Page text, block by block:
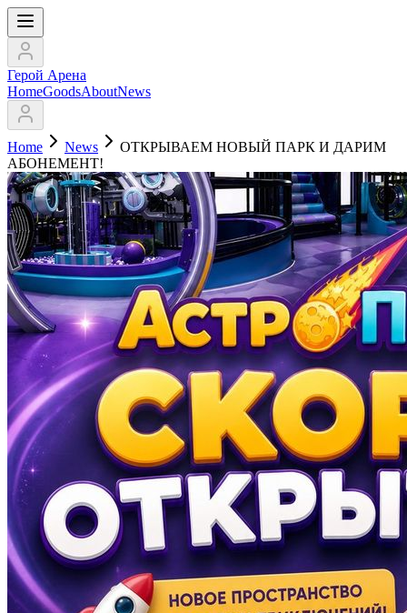
Герой Арена
HomeGoodsAboutNews
Home News
ОТКРЫВАЕМ НОВЫЙ ПАРК И ДАРИМ
АБОНЕМЕНТ!